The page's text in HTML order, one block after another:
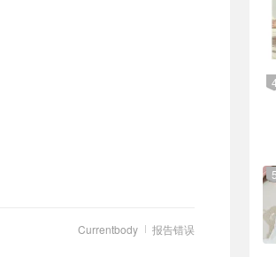
报告错误
Currentbody